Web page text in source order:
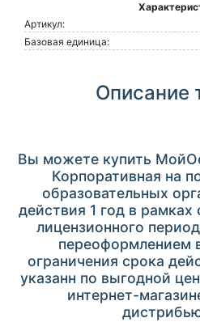
Артикул:
Базовая единица:
Описание
Вы можете купить
Корпоративная на
образовательных
действия 1 год в рамках
лицензионного
переоформлением
ограничения срока
указанн по выгодной
интернет-